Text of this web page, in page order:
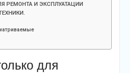
РЕМОНТА И ЭКСПЛУАТАЦИИ
для